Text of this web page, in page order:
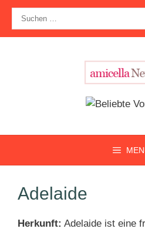
Zum
Inhalt
springen
nach:
Adelaide
Herkunft: Adelaide ist eine